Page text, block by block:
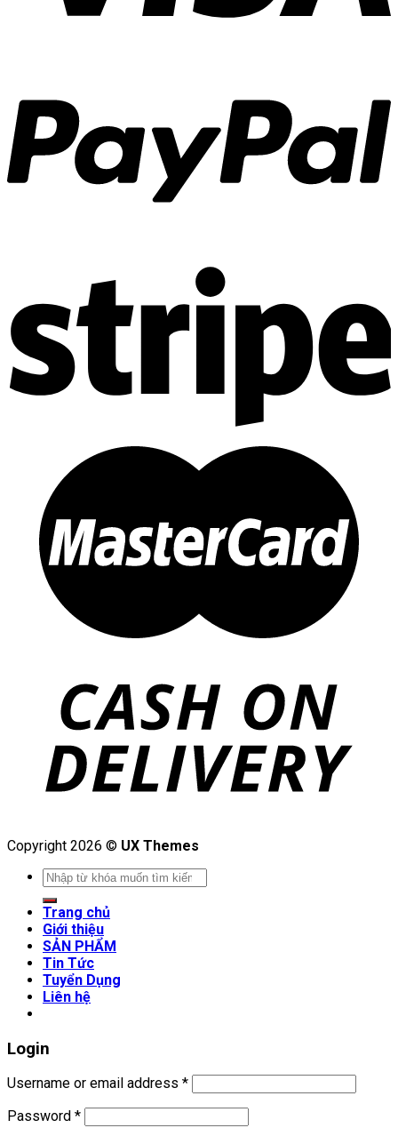
Copyright 2026 © UX Themes
Search
for:
Trang chủ
Giới thiệu
SẢN PHẨM
Tin Tức
Tuyển Dụng
Liên hệ
Login
Username or email address *
Password *